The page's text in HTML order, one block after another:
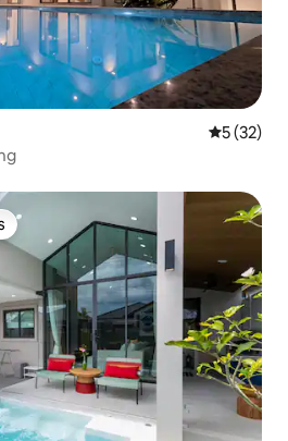
5 de uma
5 (32)